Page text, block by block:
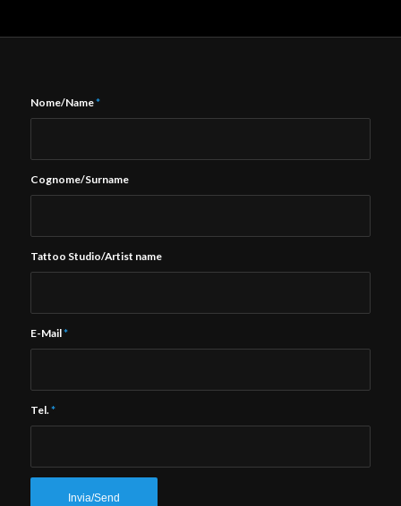
Nome/Name*
Cognome/Surname
Tattoo Studio/Artist name
E-Mail*
Tel.*